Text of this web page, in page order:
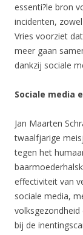
essenti?le bron
incidenten,
Vries voorziet
meer gaan
dankzij sociale
Sociale media
Jan Maarten
twaalfjarige
tegen het
effectiviteit van
sociale media,
bij de